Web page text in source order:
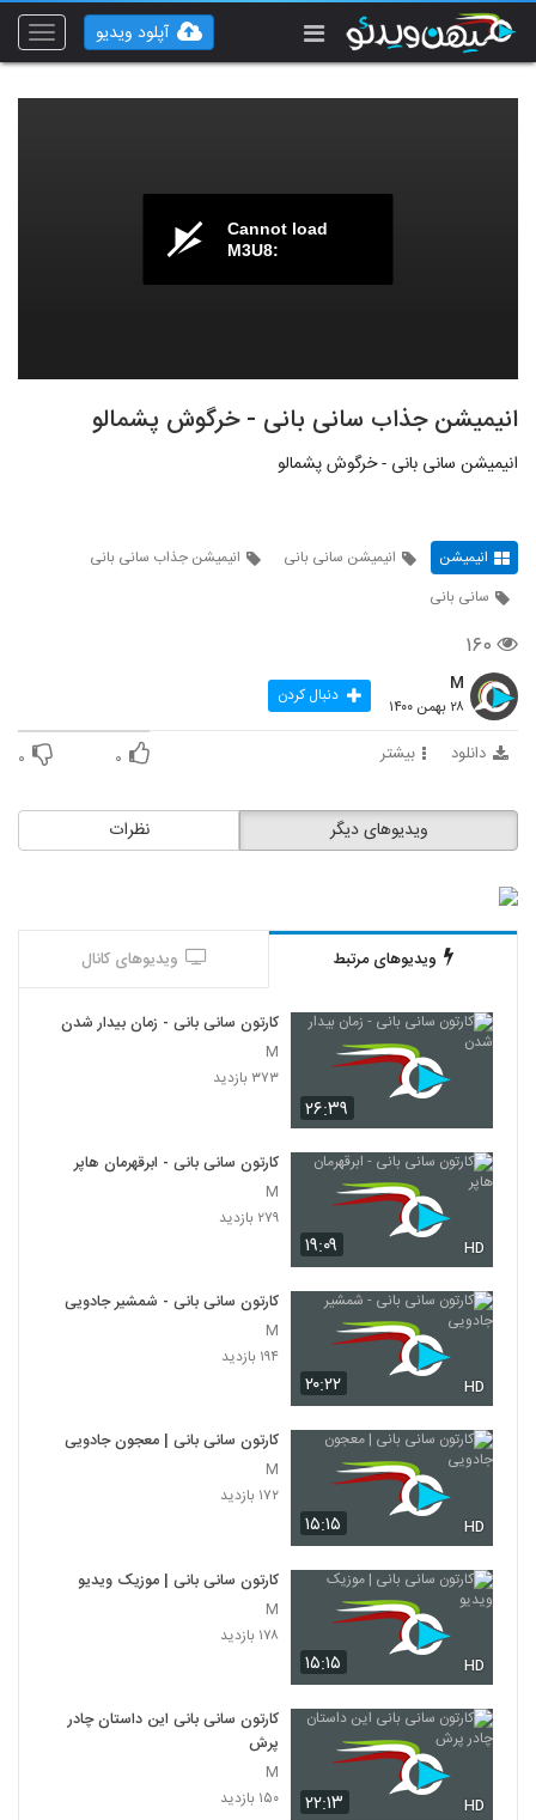
Toggle
آپلود ویدیو
Cannot load
M3U8:
انیمیشن جذاب سانی بانی - خرگوش پشمالو
انیمیشن سانی بانی - خرگوش پشمالو
انیمیشن انیمیشن سانی بانی
انیمیشن جذاب سانی بانی
سانی بانی
۱۶۰
M
۲۸ بهمن ۱۴۰۰ دنبال کردن
دانلود بیشتر ۰ ۰
نظرات ویدیوهای دیگر
ویدیوهای مرتبط ویدیوهای کانال
۲۶:۳۹
کارتون سانی بانی - زمان بیدار شدن
M
۳۷۳ بازدید
۱۹:۰۹ HD
کارتون سانی بانی - ابرقهرمان هاپر
M
۲۷۹ بازدید
۲۰:۲۲ HD
کارتون سانی بانی - شمشیر جادویی
M
۱۹۴ بازدید
۱۵:۱۵ HD
کارتون سانی بانی | معجون جادویی
M
۱۷۲ بازدید
۱۵:۱۵ HD
کارتون سانی بانی | موزیک ویدیو
M
۱۷۸ بازدید
۲۲:۱۳ HD
کارتون سانی بانی این داستان چادر
پرش
M
۱۵۰ بازدید